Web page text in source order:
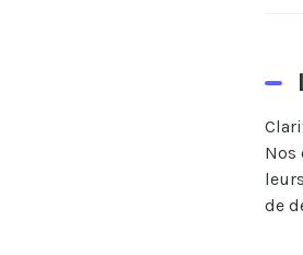
Nos
de